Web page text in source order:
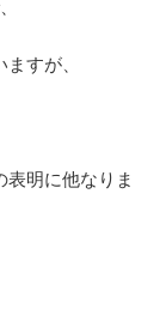
すが、
表明に他なりま